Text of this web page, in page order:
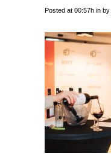
Posted at 00:57h in by